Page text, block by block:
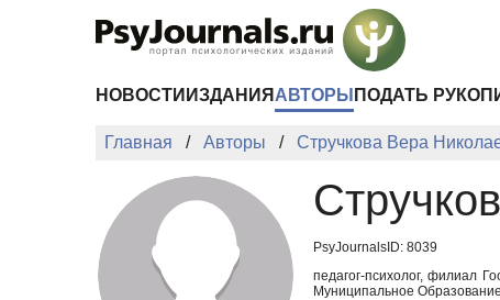
НОВОСТИ ИЗДАНИЯ АВТОРЫ ПОДАТЬ
Главная Авторы Стручкова Вера
PsyJournalsID: 8039
педагог-психолог, филиал
Муниципальное